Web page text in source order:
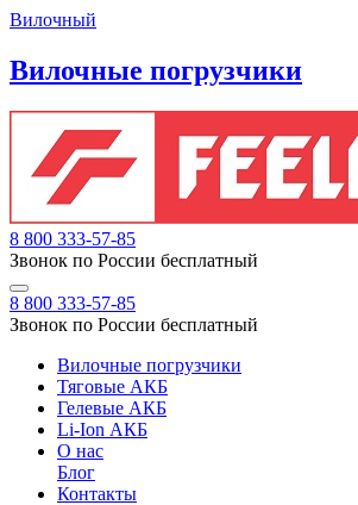
Вилочный
Вилочные погрузчики
8 800 333-57-85
Звонок по России бесплатный
8 800 333-57-85
Звонок по России бесплатный
Вилочные погрузчики
Тяговые АКБ
Гелевые АКБ
Li-Ion АКБ
О нас
Блог
Контакты